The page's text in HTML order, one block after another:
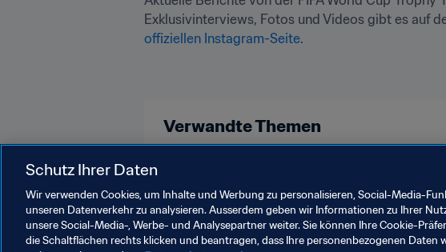
Exklusivinterviews, Fotos und Videos gibt es auf
offiziellen Instagram-Seite.
Verwandte Themen
Schutz Ihrer Daten
Wir verwenden Cookies, um Inhalte und Werbung zu personalisieren, Social-Media-
unseren Datenverkehr zu analysieren. Ausserdem geben wir Informationen zu Ihrer
unsere Social-Media-, Werbe- und Analysepartner weiter. Sie können Ihre Cookie-
die Schaltflächen rechts klicken und beantragen, dass Ihre personenbezogenen Daten